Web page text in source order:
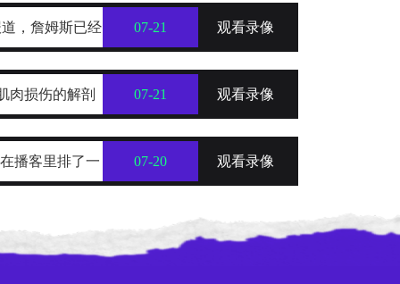
道，詹姆斯已经
和76人这三支
07-21 观看录像
肉损伤的解剖 07-21 观看录像
播客里排了一 07-20 观看录像